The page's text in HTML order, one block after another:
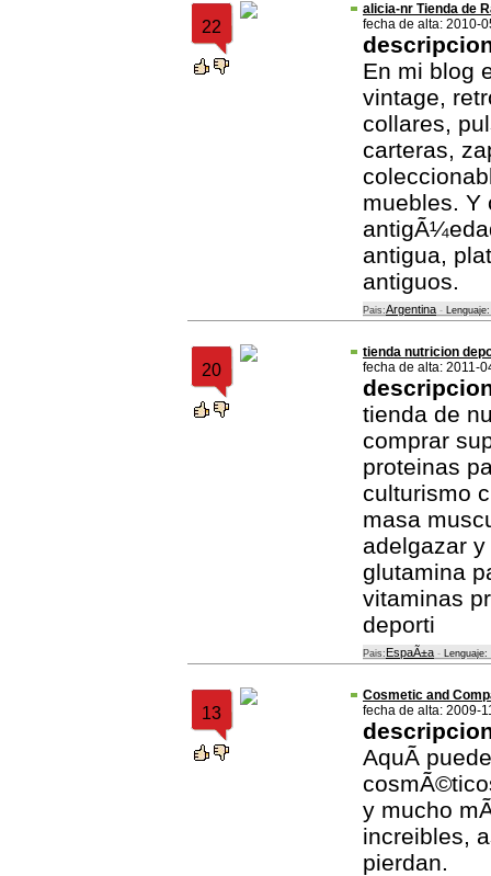
22
alicia-nr Tienda de
fecha de alta: 2010-
En mi blog
vintage,
collares,
carteras,
muebles. Y
antigua,
antiguos.
Pais:Argentina - Lenguaje:
20
tienda nutricion
fecha de alta: 2011-
tienda de
comprar
proteinas
culturismo
masa
adelgazar
glutamina
vitaminas
deporti
Pais: EspaÃ±a - Lenguaje:
13
Cosmetic and
fecha de alta: 2009-
AquÃ­
y mucho
increibles,
pierdan.